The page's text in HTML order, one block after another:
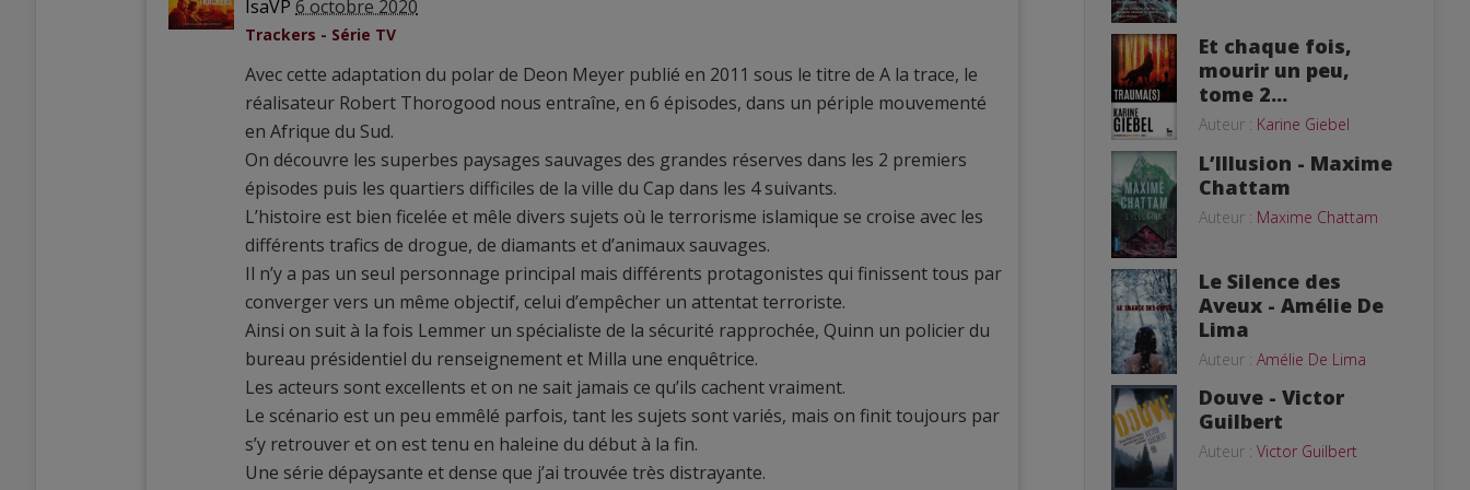
IsaVP 6 octobre 2020
Trackers - Série TV
Avec cette adaptation du polar de Deon Meyer publié en 2011 sous le titre de A la trace, le
réalisateur Robert Thorogood nous entraîne, en 6 épisodes, dans un périple mouvementé
en Afrique du Sud.
On découvre les superbes paysages sauvages des grandes réserves dans les 2 premiers
épisodes puis les quartiers difficiles de la ville du Cap dans les 4 suivants.
L’histoire est bien ficelée et mêle divers sujets où le terrorisme islamique se croise avec les
différents trafics de drogue, de diamants et d’animaux sauvages.
Il n’y a pas un seul personnage principal mais différents protagonistes qui finissent tous par
converger vers un même objectif, celui d’empêcher un attentat terroriste.
Ainsi on suit à la fois Lemmer un spécialiste de la sécurité rapprochée, Quinn un policier du
bureau présidentiel du renseignement et Milla une enquêtrice.
Les acteurs sont excellents et on ne sait jamais ce qu’ils cachent vraiment.
Le scénario est un peu emmêlé parfois, tant les sujets sont variés, mais on finit toujours par
s’y retrouver et on est tenu en haleine du début à la fin.
Une série dépaysante et dense que j’ai trouvée très distrayante.
Et chaque fois,
mourir un peu,
tome 2...
Auteur : Karine Giebel
L’Illusion - Maxime
Chattam
Auteur : Maxime Chattam
Le Silence des
Aveux - Amélie De
Lima
Auteur : Amélie De Lima
Douve - Victor
Guilbert
Auteur : Victor Guilbert